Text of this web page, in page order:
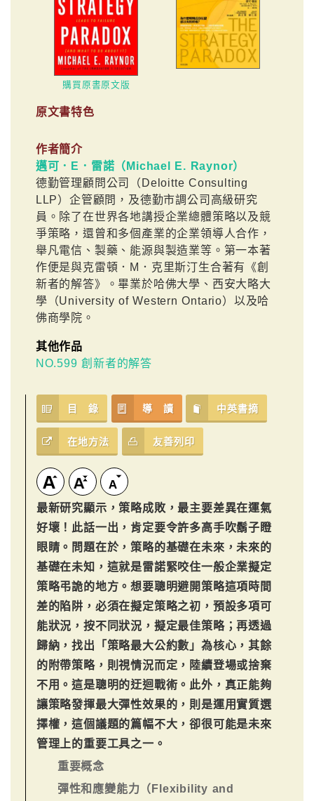
購買原書原文版
原文書特色
作者簡介
邁可．E．雷諾（Michael E. Raynor）
德勤管理顧問公司（Deloitte Consulting
LLP）企管顧問，及德勤市調公司高級研究
員。除了在世界各地講授企業總體策略以及競
爭策略，還曾和多個產業的企業領導人合作，
舉凡電信、製藥、能源與製造業等。第一本著
作便是與克雷頓．M．克里斯汀生合著有《創
新者的解答》。畢業於哈佛大學、西安大略大
學（University of Western Ontario）以及哈
佛商學院。
其他作品
NO.599 創新者的解答
目 錄 導 讀 中英書摘
在地方法 友善列印
最新研究顯示，策略成敗，最主要差異在運氣
好壞！此話一出，肯定要令許多高手吹鬍子瞪
眼睛。問題在於，策略的基礎在未來，未來的
基礎在未知，這就是雷諾緊咬住一般企業擬定
策略弔詭的地方。想要聰明避開策略這項時間
差的陷阱，必須在擬定策略之初，預設多項可
能狀況，按不同狀況，擬定最佳策略；再透過
歸納，找出「策略最大公約數」為核心，其餘
的附帶策略，則視情況而定，陸續登場或捨棄
不用。這是聰明的迂迴戰術。此外，真正能夠
讓策略發揮最大彈性效果的，則是運用實質選
擇權，這個議題的篇幅不大，卻很可能是未來
管理上的重要工具之一。
重要概念
彈性和應變能力（Flexibility and